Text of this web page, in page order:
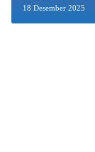
18 Desember 2025